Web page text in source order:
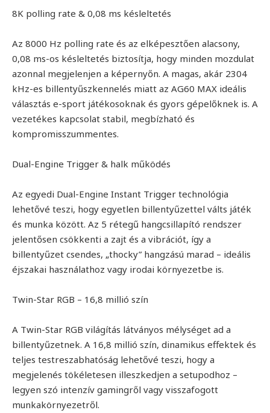
8K polling rate & 0,08 ms késleltetés
Az 8000 Hz polling rate és az elképesztően alacsony,
0,08 ms-os késleltetés biztosítja, hogy minden mozdulat
azonnal megjelenjen a képernyőn. A magas, akár 2304
kHz-es billentyűszkennelés miatt az AG60 MAX ideális
választás e-sport játékosoknak és gyors gépelőknek is. A
vezetékes kapcsolat stabil, megbízható és
kompromisszummentes.
Dual-Engine Trigger & halk működés
Az egyedi Dual-Engine Instant Trigger technológia
lehetővé teszi, hogy egyetlen billentyűzettel válts játék
és munka között. Az 5 rétegű hangcsillapító rendszer
jelentősen csökkenti a zajt és a vibrációt, így a
billentyűzet csendes, „thocky” hangzású marad – ideális
éjszakai használathoz vagy irodai környezetbe is.
Twin-Star RGB – 16,8 millió szín
A Twin-Star RGB világítás látványos mélységet ad a
billentyűzetnek. A 16,8 millió szín, dinamikus effektek és
teljes testreszabhatóság lehetővé teszi, hogy a
megjelenés tökéletesen illeszkedjen a setupodhoz –
legyen szó intenzív gamingről vagy visszafogott
munkakörnyezetről.